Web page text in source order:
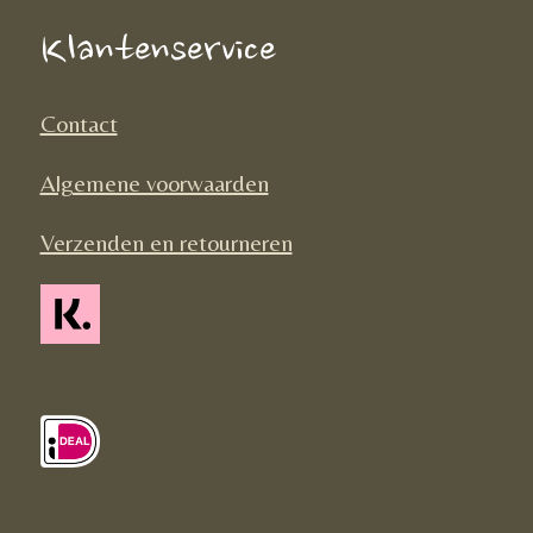
o
o
k
g
k
Klantenservice
Contact
Algemene voorwaarden
Verzenden en retourneren